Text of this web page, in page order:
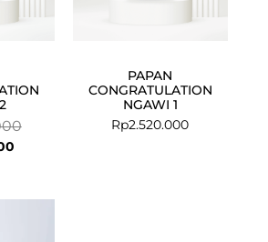
PAPAN
CONGRATULATION
NGAWI 1
Rp2.520.000